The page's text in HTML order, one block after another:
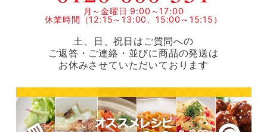
月～金曜日 9:00～17:00
休業時間（12:15～13:00、15:00～15:15）
土、日、祝日はご質問への
ご返答・ご連絡・並びに商品の発送は
お休みさせていただいております